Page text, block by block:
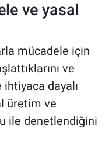
ve yasal
mücadele için
ve
ihtiyaca dayalı
üretim ve
ile denetlendiğini